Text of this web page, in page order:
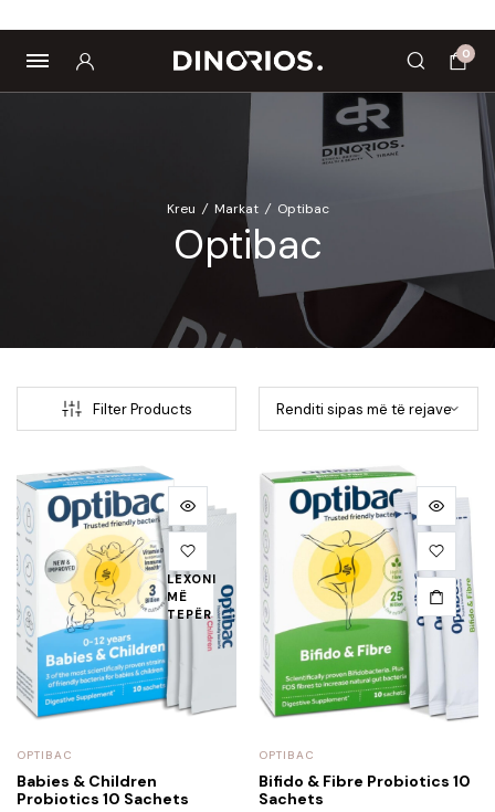
0
Kreu / Markat / Optibac
Optibac
Filter Products
LEXONI
MË
TEPËR
OPTIBAC
Babies & Children
Probiotics 10 Sachets
OPTIBAC
Bifido & Fibre Probiotics 10
Sachets